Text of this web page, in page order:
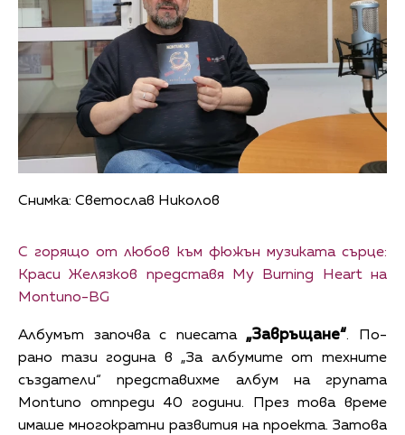
Снимка: Светослав Николов
С горящо от любов към фюжън музиката сърце:
Краси Желязков представя My Burning Heart на
Montuno-BG
Албумът започва с пиесата„Завръщане“. По-
рано тази година в „За албумите от техните
създатели“ представихме албум на групата
Montuno отпреди 40 години. През това време
имаше многократни развития на проекта. Затова